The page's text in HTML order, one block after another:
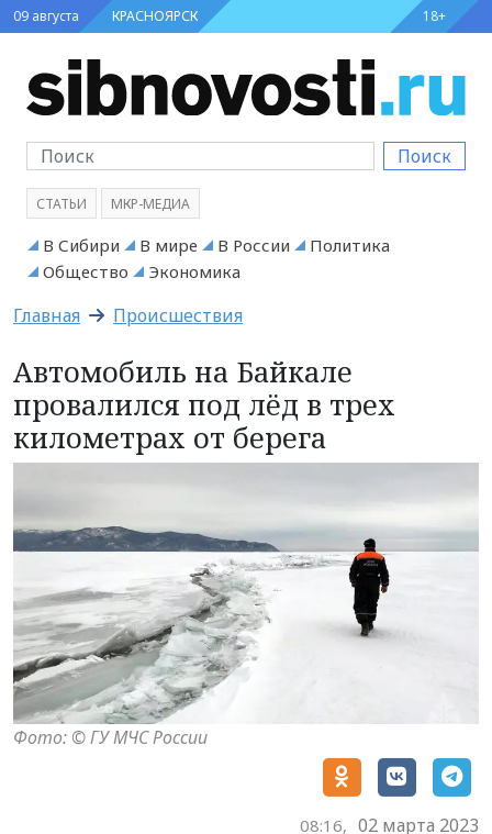
09 августа КРАСНОЯРСК 18+
Поиск
СТАТЬИ МКР-МЕДИА
В Сибири В мире В России
Политика
Общество
Экономика
Главная Происшествия
Автомобиль на Байкале
провалился под лёд в трех
километрах от берега
Фото: © ГУ МЧС России
08:16, 02 марта 2023